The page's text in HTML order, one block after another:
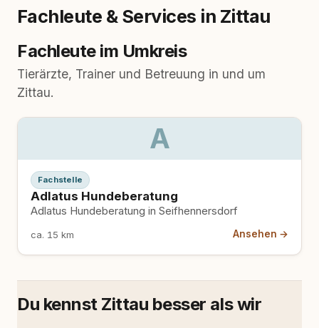
Fachleute & Services in Zittau
Fachleute im Umkreis
Tierärzte, Trainer und Betreuung in und um
Zittau.
A
Fachstelle
Adlatus Hundeberatung
Adlatus Hundeberatung in Seifhennersdorf
ca. 15 km Ansehen →
Du kennst Zittau besser als wir